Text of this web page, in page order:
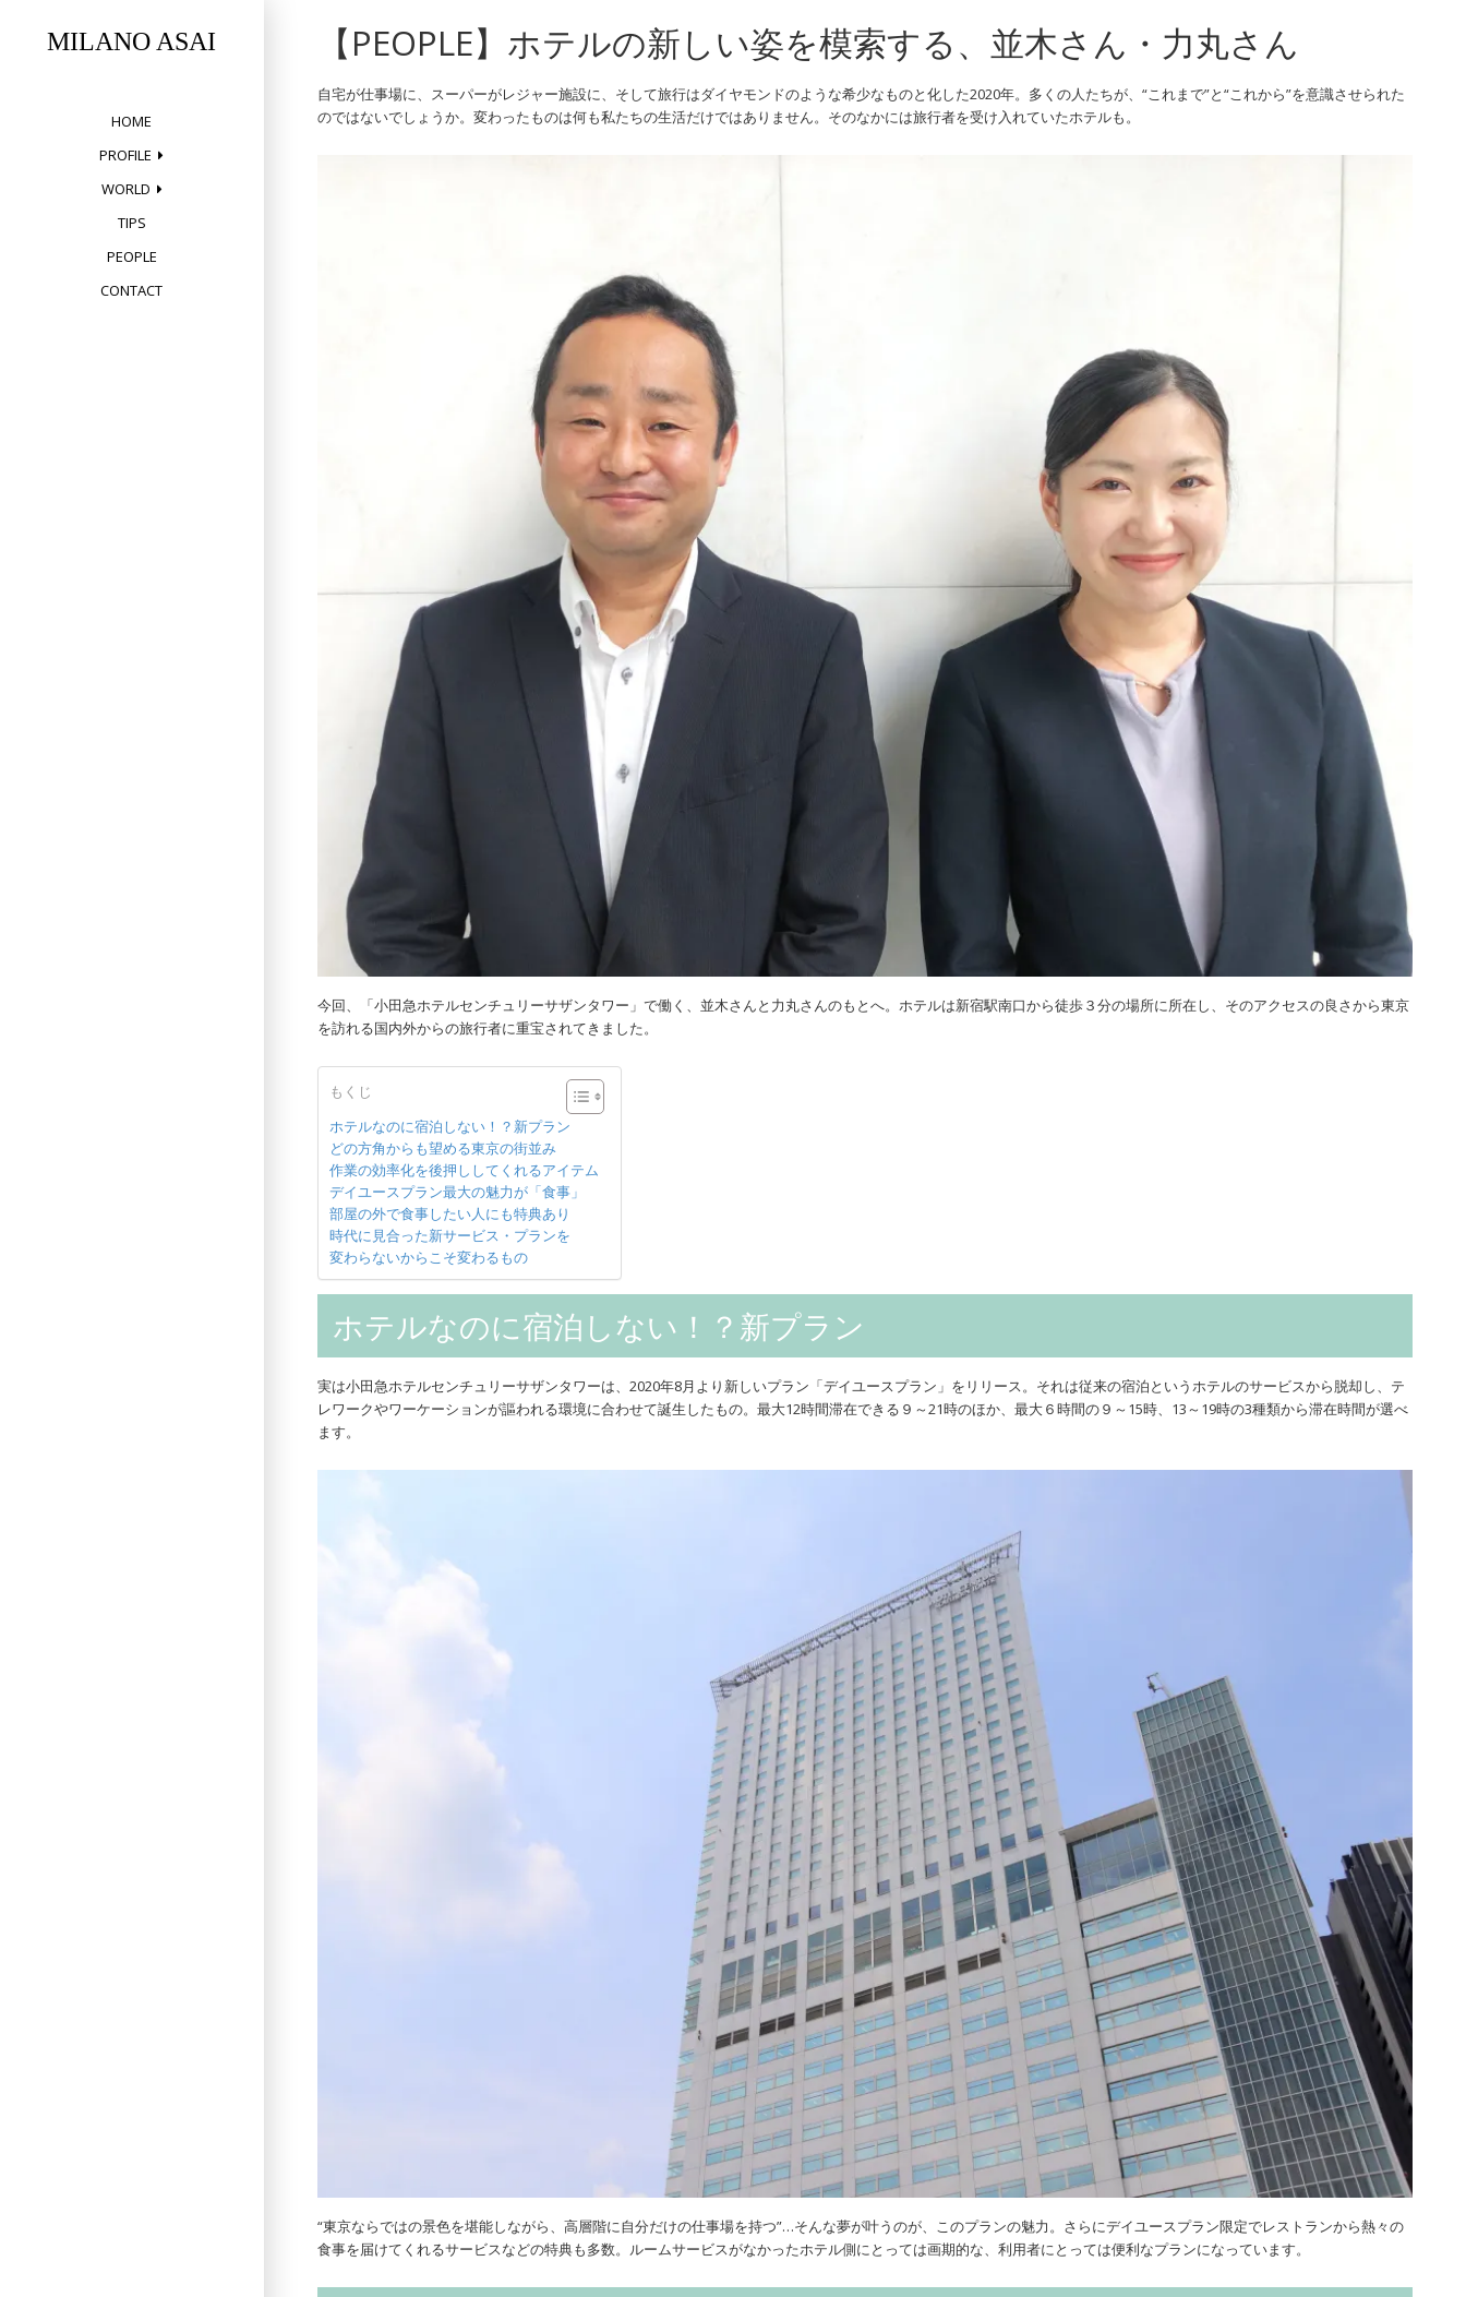
contentMILANO ASAI
HOME
PROFILE
WORLD
TIPS
PEOPLE
CONTACT
【PEOPLE】ホテルの新しい姿を模索する、並木さん・力丸さん
自宅が仕事場に、スーパーがレジャー施設に、そして旅行はダイヤモンドのような希少なものと化した2020年。多くの人たちが、“これまで”と“これから”を意識させられた
のではないでしょうか。変わったものは何も私たちの生活だけではありません。そのなかには旅行者を受け入れていたホテルも。
今回、「小田急ホテルセンチュリーサザンタワー」で働く、並木さんと力丸さんのもとへ。ホテルは新宿駅南口から徒歩３分の場所に所在し、そのアクセスの良さから東京
を訪れる国内外からの旅行者に重宝されてきました。
もくじ
ホテルなのに宿泊しない！？新プラン
どの方角からも望める東京の街並み
作業の効率化を後押ししてくれるアイテム
デイユースプラン最大の魅力が「食事」
部屋の外で食事したい人にも特典あり
時代に見合った新サービス・プランを
変わらないからこそ変わるもの
ホテルなのに宿泊しない！？新プラン
実は小田急ホテルセンチュリーサザンタワーは、2020年8月より新しいプラン「デイユースプラン」をリリース。それは従来の宿泊というホテルのサービスから脱却し、テ
レワークやワーケーションが謳われる環境に合わせて誕生したもの。最大12時間滞在できる９～21時のほか、最大６時間の９～15時、13～19時の3種類から滞在時間が選べ
ます。
“東京ならではの景色を堪能しながら、高層階に自分だけの仕事場を持つ”…そんな夢が叶うのが、このプランの魅力。さらにデイユースプラン限定でレストランから熱々の
食事を届けてくれるサービスなどの特典も多数。ルームサービスがなかったホテル側にとっては画期的な、利用者にとっては便利なプランになっています。